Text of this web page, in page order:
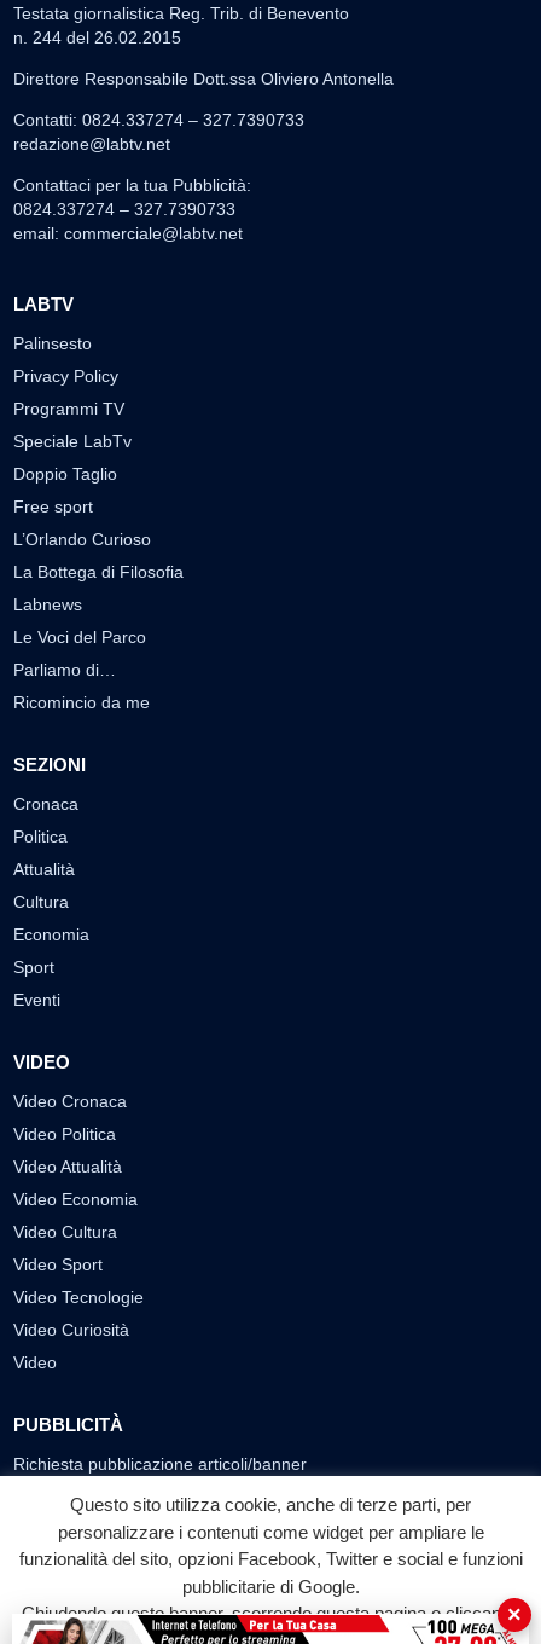
Testata giornalistica Reg. Trib. di Benevento
n. 244 del 26.02.2015
Direttore Responsabile Dott.ssa Oliviero Antonella
Contatti: 0824.337274 – 327.7390733
redazione@labtv.net
Contattaci per la tua Pubblicità:
0824.337274 – 327.7390733
email: commerciale@labtv.net
LABTV
Palinsesto
Privacy Policy
Programmi TV
Speciale LabTv
Doppio Taglio
Free sport
L’Orlando Curioso
La Bottega di Filosofia
Labnews
Le Voci del Parco
Parliamo di…
Ricomincio da me
SEZIONI
Cronaca
Politica
Attualità
Cultura
Economia
Sport
Eventi
VIDEO
Video Cronaca
Video Politica
Video Attualità
Video Economia
Video Cultura
Video Sport
Video Tecnologie
Video Curiosità
Video
PUBBLICITÀ
Richiesta pubblicazione articoli/banner
SEGUICI SUI SOCIAL
f
Facebook
◎ ▶
YouTube
Questo sito utilizza cookie, anche di terze parti, per
personalizzare i contenuti come widget per ampliare le
funzionalità del sito, opzioni Facebook, Twitter e social e funzioni
pubblicitarie di Google.
Chiudendo questo banner, scorrendo questa pagina o cliccando
×